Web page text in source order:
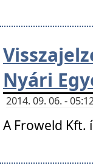
Nyári
2014. 09. 06. -
A Froweld